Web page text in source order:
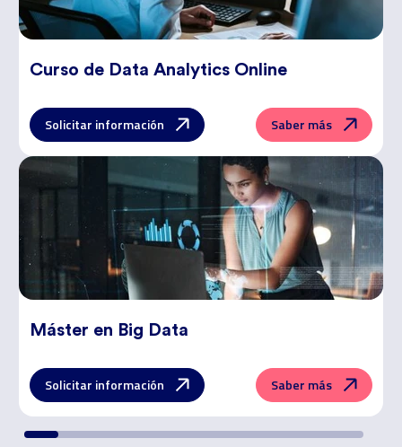
Curso de Data Analytics Online
Solicitar información Saber más
Máster en Big Data
Solicitar información Saber más